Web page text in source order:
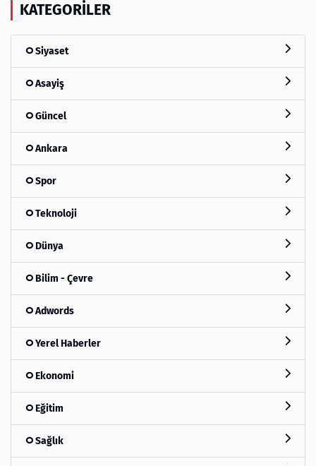
KATEGORILER
Siyaset
Asayiş
Güncel
Ankara
Spor
Teknoloji
Dünya
Bilim - Çevre
Adwords
Yerel Haberler
Ekonomi
Eğitim
Sağlık